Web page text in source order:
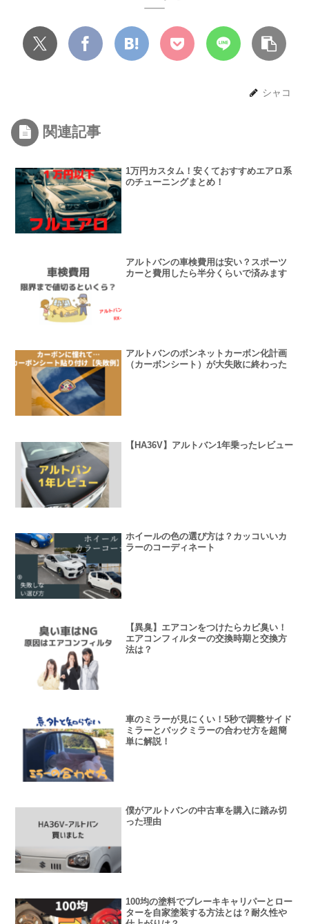
シャコ
関連記事
1万円カスタム！安くておすすめエアロ系
のチューニングまとめ！
アルトバンの車検費用は安い？スポーツ
カーと費用したら半分くらいで済みます
アルトバンのボンネットカーボン化計画
（カーボンシート）が大失敗に終わった
【HA36V】アルトバン1年乗ったレビュー
ホイールの色の選び方は？カッコいいカ
ラーのコーディネート
【異臭】エアコンをつけたらカビ臭い！
エアコンフィルターの交換時期と交換方
法は？
車のミラーが見にくい！5秒で調整サイド
ミラーとバックミラーの合わせ方を超簡
単に解説！
僕がアルトバンの中古車を購入に踏み切
った理由
100均の塗料でブレーキキャリパーとロー
ターを自家塗装する方法とは？耐久性や